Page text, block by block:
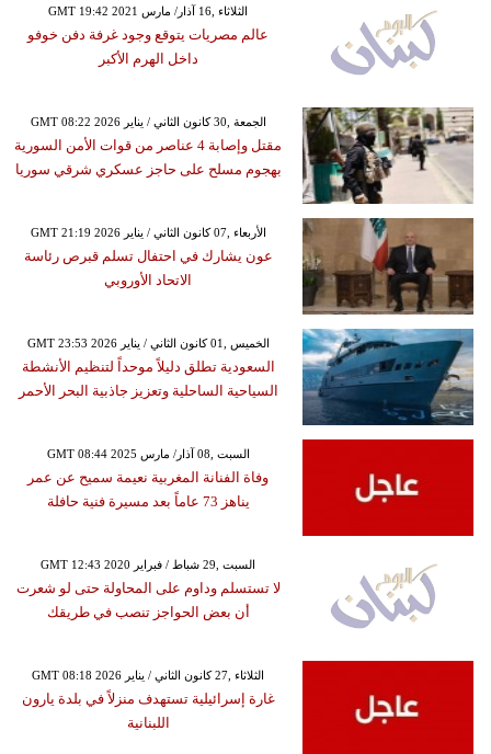
GMT 19:42 2021 الثلاثاء ,16 آذار/ مارس
عالم مصريات يتوقع وجود غرفة دفن خوفو
داخل الهرم الأكبر
GMT 08:22 2026 الجمعة ,30 كانون الثاني / يناير
مقتل وإصابة 4 عناصر من قوات الأمن السورية
بهجوم مسلح على حاجز عسكري شرقي سوريا
GMT 21:19 2026 الأربعاء ,07 كانون الثاني / يناير
عون يشارك في احتفال تسلم قبرص رئاسة
الاتحاد الأوروبي
GMT 23:53 2026 الخميس ,01 كانون الثاني / يناير
السعودية تطلق دليلاً موحداً لتنظيم الأنشطة
السياحية الساحلية وتعزيز جاذبية البحر الأحمر
GMT 08:44 2025 السبت ,08 آذار/ مارس
وفاة الفنانة المغربية نعيمة سميح عن عمر
يناهز 73 عاماً بعد مسيرة فنية حافلة
GMT 12:43 2020 السبت ,29 شباط / فبراير
لا تستسلم وداوم على المحاولة حتى لو شعرت
أن بعض الحواجز تنصب في طريقك
GMT 08:18 2026 الثلاثاء ,27 كانون الثاني / يناير
غارة إسرائيلية تستهدف منزلاً في بلدة يارون
اللبنانية